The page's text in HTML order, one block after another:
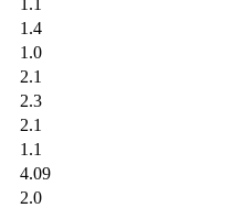
1.4
1.0
2.1
2.3
2.1
1.1
4.09
2.0